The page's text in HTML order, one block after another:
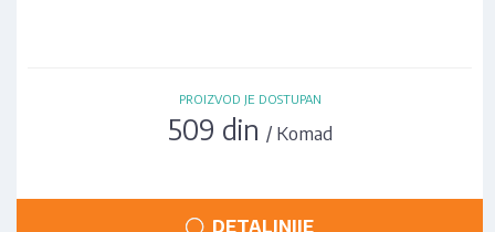
PROIZVOD JE DOSTUPAN
509 din / Komad
DETALJNIJE